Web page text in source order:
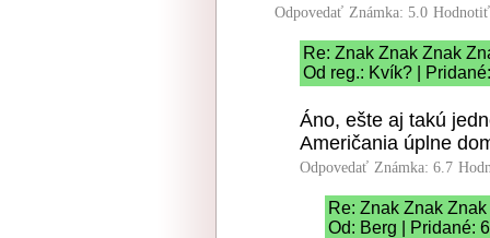
Odpovedať Známka: 5.0
Re: Znak Znak Znak
Od reg.: Kvík? |
Áno, ešte aj takú
Američania úplne
Odpovedať Známka: 6.7
Re: Znak Znak
Od: Berg | Pridané: